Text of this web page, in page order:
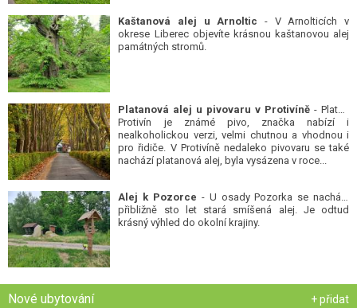
Kaštanová alej u Arnoltic - V Arnolticích v
okrese Liberec objevíte krásnou kaštanovou alej
památných stromů.
Platanová alej u pivovaru v Protivíně - Platan
Protivín je známé pivo, značka nabízí i
nealkoholickou verzi, velmi chutnou a vhodnou i
pro řidiče. V Protivíně nedaleko pivovaru se také
nachází platanová alej, byla vysázena v roce...
Alej k Pozorce - U osady Pozorka se nachází
přibližně sto let stará smíšená alej. Je odtud
krásný výhled do okolní krajiny.
Nové ubytování + přidat